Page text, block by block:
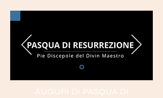
AUGURI DI PASQUA DI